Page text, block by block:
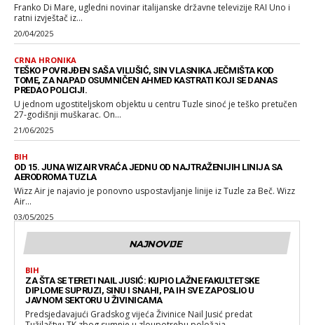
Franko Di Mare, ugledni novinar italijanske državne televizije RAI Uno i
ratni izvještač iz...
20/04/2025
CRNA HRONIKA
TEŠKO POVRIJĐEN SAŠA VILUŠIĆ, SIN VLASNIKA JEČMIŠTA KOD
TOME, ZA NAPAD OSUMNIČEN AHMED KASTRATI KOJI SE DANAS
PREDAO POLICIJI.
U jednom ugostiteljskom objektu u centru Tuzle sinoć je teško pretučen
27-godišnji muškarac. On...
21/06/2025
BIH
OD 15. JUNA WIZAIR VRAĆA JEDNU OD NAJTRAŽENIJIH LINIJA SA
AERODROMA TUZLA
Wizz Air je najavio je ponovno uspostavljanje linije iz Tuzle za Beč. Wizz
Air...
03/05/2025
NAJNOVIJE
BIH
ZA ŠTA SE TERETI NAIL JUSIĆ: KUPIO LAŽNE FAKULTETSKE
DIPLOME SUPRUZI, SINU I SNAHI, PA IH SVE ZAPOSLIO U
JAVNOM SEKTORU U ŽIVINICAMA
Predsjedavajući Gradskog vijeća Živinice Nail Jusić predat